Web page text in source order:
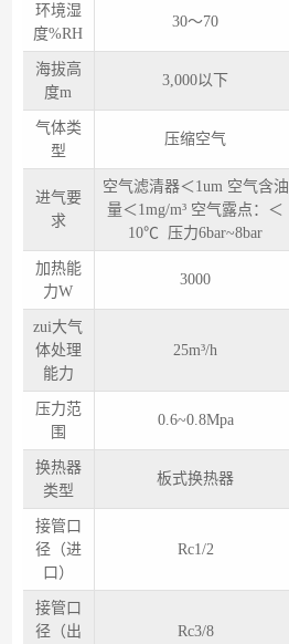
环境湿
度%RH
30～70
海拔高
度m
3,000以下
气体类
型
压缩空气
进气要
求
空⽓滤清器＜1um 空⽓含油
量＜1mg/m³ 空⽓露点：＜
10℃ 压⼒6bar~8bar
加热能
力W
3000
zui大气
体处理
能力
25m³/h
压力范
围
0.6~0.8Mpa
换热器
类型
板式换热器
接管口
径（进
口）
Rc1/2
接管口
径（出
Rc3/8